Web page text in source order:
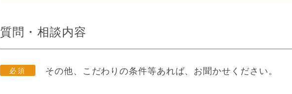
質問・相談内容
その他、こだわりの条件等あれば、お聞かせください。